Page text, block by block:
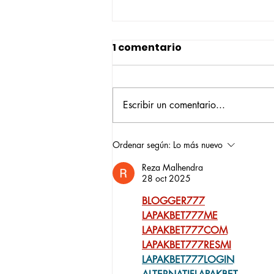
Construyendo su propio
camino: la historia de
Verónica Ardila Platín,
promoción 2017
1 comentario
Escribir un comentario...
Ordenar según: Lo más nuevo
Reza Malhendra
28 oct 2025
BLOGGER777
LAPAKBET777ME
LAPAKBET777COM
LAPAKBET777RESMI
LAPAKBET777LOGIN